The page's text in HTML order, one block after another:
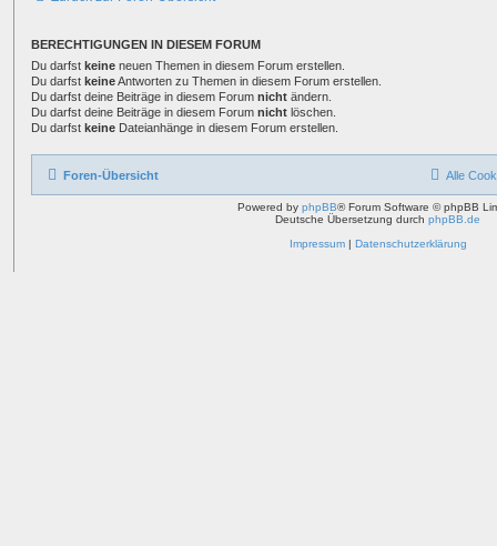
BERECHTIGUNGEN IN DIESEM FORUM
Du darfst keine neuen Themen in diesem Forum erstellen.
Du darfst keineAntworten zu Themen in diesem Forum erstellen.
Du darfst deine Beiträge in diesem Forum nicht ändern.
Du darfst deine Beiträge in diesem Forum nicht löschen.
Du darfst keine Dateianhänge in diesem Forum erstellen.
Foren-Übersicht Alle
Powered by phpBB® Forum Software © phpBB
Deutsche Übersetzung durch phpBB.de
Impressum| Datenschutzerklärung